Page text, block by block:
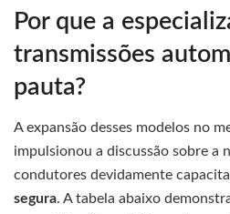
Por que a
transmissões
pauta?
A expansão desses modelos no
impulsionou a discussão sobre a
condutores devidamente
segura. A tabela abaixo